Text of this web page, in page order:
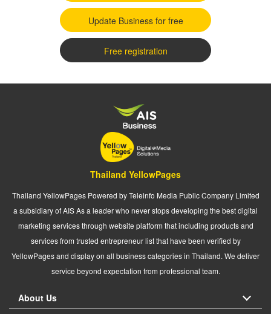
Update Business for free
Free registration
Thailand YellowPages
Thailand YellowPages Powered by Teleinfo Media Public Company Limited
a subsidiary of AIS As a leader who never stops developing the best digital
marketing services through website platform that including products and
services from trusted entrepreneur list that have been verified by
YellowPages and display on all business categories in Thailand. We deliver
service beyond expectation from professional team.
About Us